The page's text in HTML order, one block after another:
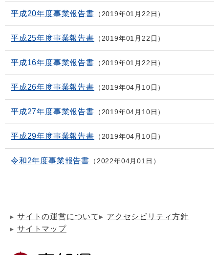
平成20年度事業報告書 2019年01月22日
平成25年度事業報告書 2019年01月22日
平成16年度事業報告書 2019年01月22日
平成26年度事業報告書 2019年04月10日
平成27年度事業報告書 2019年04月10日
平成29年度事業報告書 2019年04月10日
令和2年度事業報告書 2022年04月01日
サイトの運営について
アクセシビリティ方針
サイトマップ